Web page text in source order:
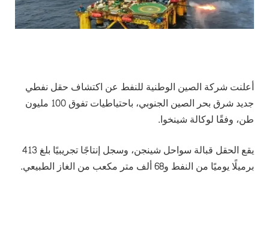
أعلنت شركة الصين الوطنية للنفط عن اكتشاف حقل نفطي
جديد شرق بحر الصين الجنوبي، باحتياطيات تفوق 100 مليون
طن، وفقًا لوكالة شينخوا.
يقع الحقل قبالة سواحل شينجن، وسجل إنتاجًا تجريبيًا بلغ 413
برميلًا يوميًا من النفط و68 ألف متر مكعب من الغاز الطبيعي.